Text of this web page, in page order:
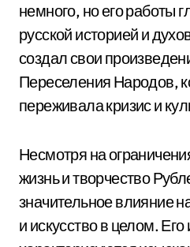
немного, но его работы
русской историей и
создал свои
Переселения Народов,
переживала кризис и
Несмотря на
жизнь и творчество
значительное влияние
и искусство в целом.